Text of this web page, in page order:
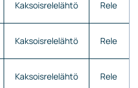
Kaksoisrelelähtö Rele
Kaksoisrelelähtö Rele
Kaksoisrelelähtö Rele